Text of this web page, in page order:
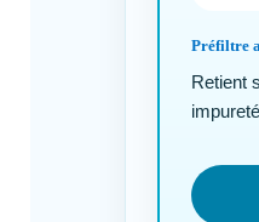
Préfiltre
Retient